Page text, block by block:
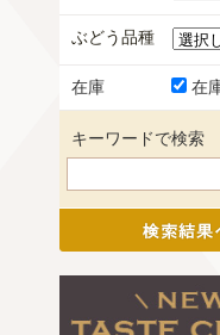
ぶどう品種
在庫 在
キーワードで検索